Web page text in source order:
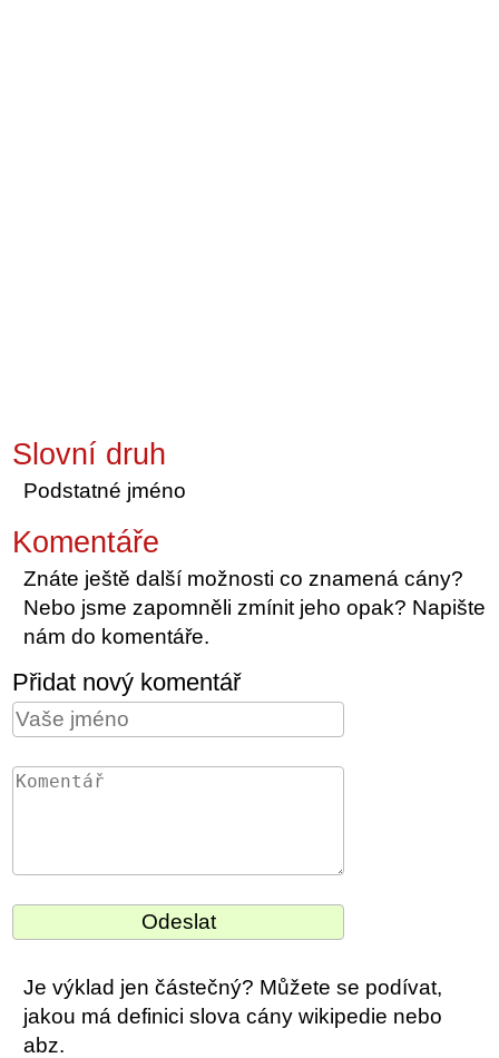
Slovní druh
Podstatné jméno
Komentáře
Znáte ještě další možnosti co znamená cány?
Nebo jsme zapomněli zmínit jeho opak? Napište
nám do komentáře.
Přidat nový komentář
Je výklad jen částečný? Můžete se podívat,
jakou má definici slova cány wikipedie nebo
abz.